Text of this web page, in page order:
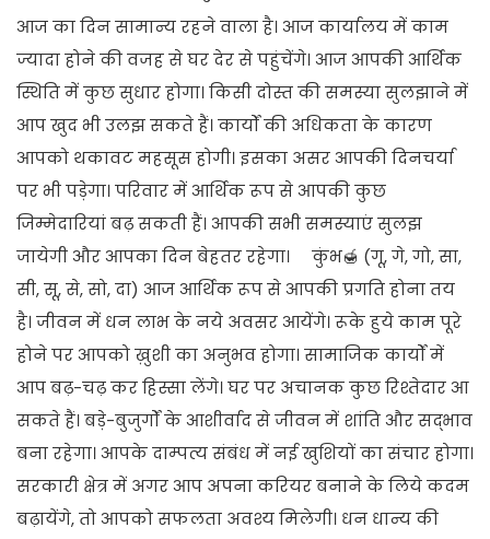
आज का दिन सामान्य रहने वाला है। आज कार्यालय में काम
ज्यादा होने की वजह से घर देर से पहुंचेंगे। आज आपकी आर्थिक
स्थिति में कुछ सुधार होगा। किसी दोस्त की समस्या सुलझाने में
आप खुद भी उलझ सकते हैं। कार्यों की अधिकता के कारण
आपको थकावट महसूस होगी। इसका असर आपकी दिनचर्या
पर भी पड़ेगा। परिवार में आर्थिक रूप से आपकी कुछ
जिम्मेदारियां बढ़ सकती हैं। आपकी सभी समस्याएं सुलझ
जायेगी और आपका दिन बेहतर रहेगा। कुंभ🍯 (गू, गे, गो, सा,
सी, सू, से, सो, दा) आज आर्थिक रूप से आपकी प्रगति होना तय
है। जीवन में धन लाभ के नये अवसर आयेंगे। रूके हुये काम पूरे
होने पर आपको ख़ुशी का अनुभव होगा। सामाजिक कार्यों में
आप बढ़-चढ़ कर हिस्सा लेंगे। घर पर अचानक कुछ रिश्तेदार आ
सकते हैं। बड़े-बुजुर्गों के आशीर्वाद से जीवन में शांति और सद्भाव
बना रहेगा। आपके दाम्पत्य संबंध में नई खुशियों का संचार होगा।
सरकारी क्षेत्र में अगर आप अपना करियर बनाने के लिये कदम
बढ़ायेंगे, तो आपको सफलता अवश्य मिलेगी। धन धान्य की